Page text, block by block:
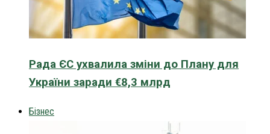
Рада ЄС ухвалила зміни до Плану для
України заради €8,3 млрд
Бізнес